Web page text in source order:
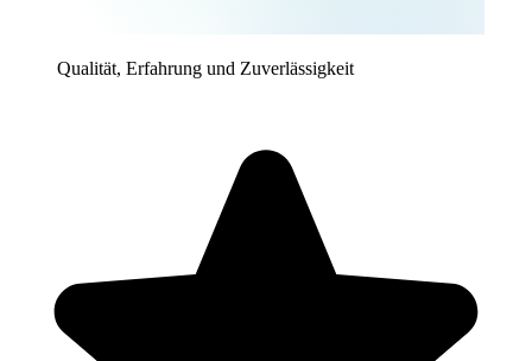
Qualität, Erfahrung und Zuverlässigkeit